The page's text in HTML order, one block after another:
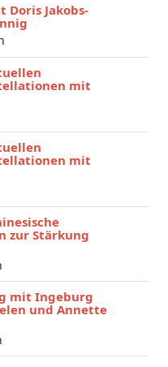
Doris Jakobs-
mit
mit
zur Stärkung
mit Ingeburg
und Annette